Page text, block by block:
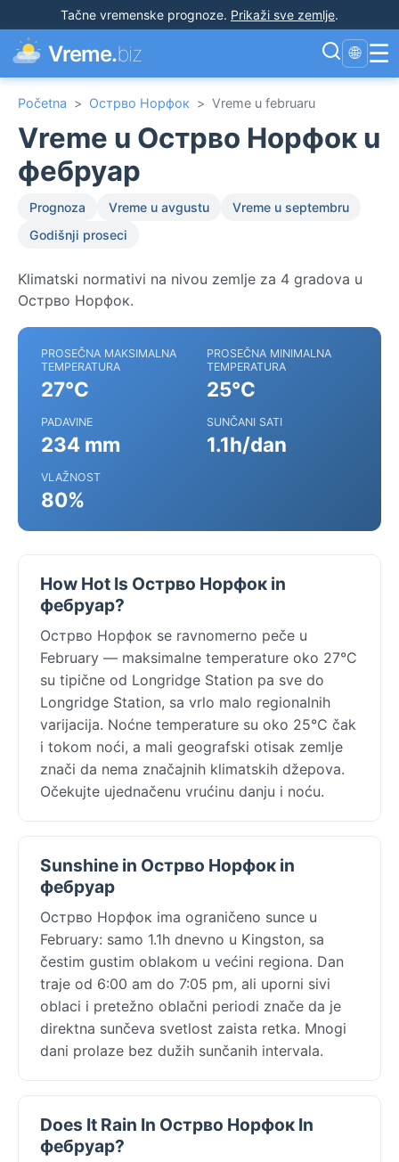
Tačne vremenske prognoze. Prikaži sve zemlje.
Vreme.biz 🌐 ☰
Početna > Острво Норфок > Vreme u februaru
Vreme u Острво Норфок u
фебруар
Prognoza Vreme u avgustu
Vreme u septembru
Godišnji proseci
Klimatski normativi na nivou zemlje za 4 gradova u
Острво Норфок.
PROSEČNA MAKSIMALNA
TEMPERATURA
27°C
PROSEČNA MINIMALNA
TEMPERATURA
25°C
PADAVINE
234 mm
SUNČANI SATI
1.1h/dan
VLAŽNOST
80%
How Hot Is Острво Норфок in
фебруар?
Острво Норфок se ravnomerno peče u
February — maksimalne temperature oko 27°C
su tipične od Longridge Station pa sve do
Longridge Station, sa vrlo malo regionalnih
varijacija. Noćne temperature su oko 25°C čak
i tokom noći, a mali geografski otisak zemlje
znači da nema značajnih klimatskih džepova.
Očekujte ujednačenu vrućinu danju i noću.
Sunshine in Острво Норфок in
фебруар
Острво Норфок ima ograničeno sunce u
February: samo 1.1h dnevno u Kingston, sa
čestim gustim oblakom u većini regiona. Dan
traje od 6:00 am do 7:05 pm, ali uporni sivi
oblaci i pretežno oblačni periodi znače da je
direktna sunčeva svetlost zaista retka. Mnogi
dani prolaze bez dužih sunčanih intervala.
Does It Rain In Острво Норфок In
фебруар?